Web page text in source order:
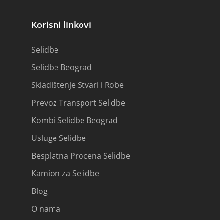
Korisni linkovi
Selidbe
Selidbe Beograd
Skladištenje Stvari i Robe
Prevoz Transport Selidbe
Kombi Selidbe Beograd
Usluge Selidbe
Besplatna Procena Selidbe
Kamion za Selidbe
Blog
O nama